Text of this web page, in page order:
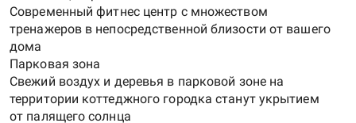
Современный фитнес центр с множеством
тренажеров в непосредственной близости от вашего
дома
Парковая зона
Свежий воздух и деревья в парковой зоне на
территории коттеджного городка станут укрытием
от палящего солнца